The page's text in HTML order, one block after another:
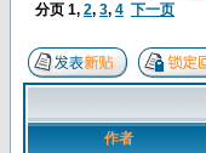
分页 1, 2, 3, 4 下一页
作者